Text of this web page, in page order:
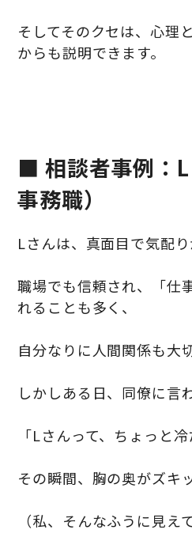
そしてそのクセは、心理
からも説明できます。
■ 相談者事例：L
事務職）
Lさんは、真面目で気配り
職場でも信頼され、「仕
れることも多く、
自分なりに人間関係も大
しかしある日、同僚に言
「Lさんって、ちょっと冷
その瞬間、胸の奥がズキ
（私、そんなふうに見え